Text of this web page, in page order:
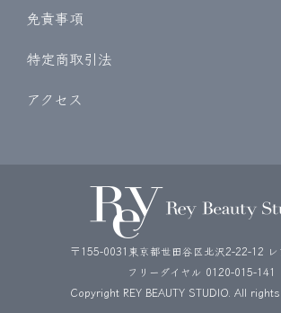
免責事項
特定商取引法
アクセス
〒155-0031東京都世田谷区北沢2-22-12 レ
フリーダイヤル 0120-015-141
Copyright REY BEAUTY STUDIO. All